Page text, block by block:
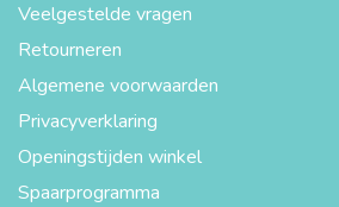
Veelgestelde vragen
Retourneren
Algemene voorwaarden
Privacyverklaring
Openingstijden winkel
Spaarprogramma